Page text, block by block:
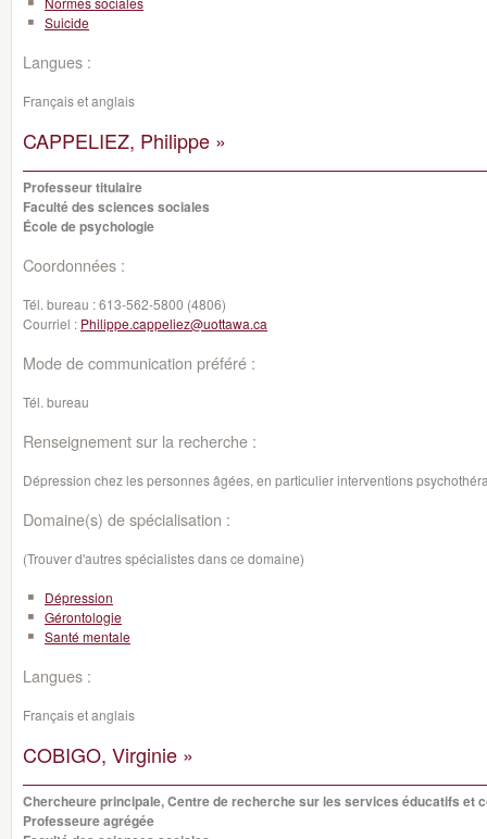
Suicide
Langues :
Français et anglais
CAPPELIEZ, Philippe »
Professeur titulaire
Faculté des sciences sociales
École de psychologie
Coordonnées :
Tél. bureau :613-562-5800 (4806)
Courriel : Philippe.cappeliez@uottawa.ca
Mode de communication préféré :
Tél. bureau
Renseignement sur la recherche :
Dépression chez les personnes âgées, en particulier interventions
Domaine(s) de spécialisation :
(Trouver d'autres spécialistes dans ce domaine)
Dépression
Gérontologie
Santé mentale
Langues :
Français et anglais
COBIGO, Virginie »
Chercheure principale, Centre de recherche sur les services éducatifs et
Professeure agrégée